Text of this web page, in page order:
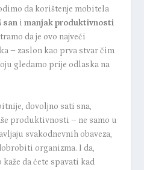
da korištenje mobitela
sani manjak produktivnosti
da je ovo najveći
– zaslon kao prva stvar čim
gledamo prije odlaska na
dovoljno sati sna,
produktivnosti – ne samo u
svakodnevnih obaveza,
organizma. I da,
da ćete spavati kad